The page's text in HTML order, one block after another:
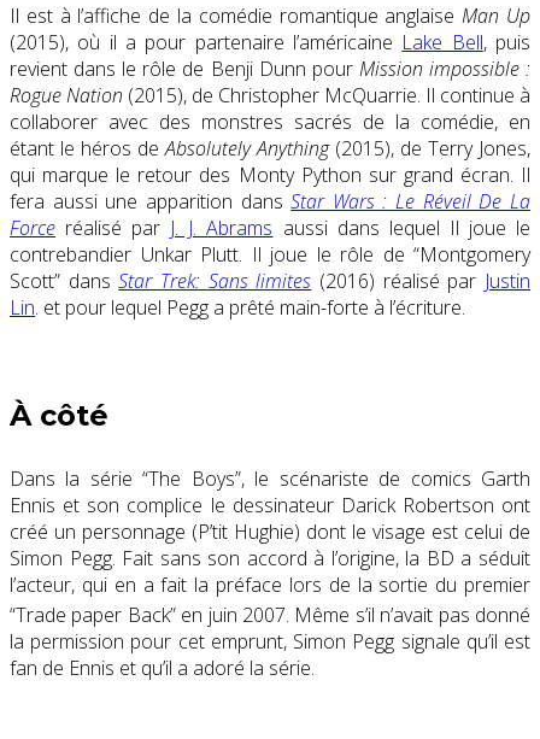
Il est à l’affiche de la comédie romantique anglaiseMan Up
(2015), où il a pour partenaire l’américaine Lake Bell, puis
revient dans le rôle de Benji Dunn pour Mission impossible :
Rogue Nation (2015), de Christopher McQuarrie. Il continue à
collaborer avec des monstres sacrés de la comédie, en
étant le héros deAbsolutely Anything (2015), de Terry Jones,
qui marque le retour des Monty Python sur grand écran. Il
fera aussi une apparition dansStar Wars : Le Réveil De La
Force réalisé par J. J. Abrams aussi dans lequel Il joue le
contrebandier Unkar Plutt. Il joue le rôle de “Montgomery
Scott” dansStar Trek: Sans limites (2016) réalisé par Justin
Lin. et pour lequel Pegg a prêté main-forte à l’écriture.
À côté
Dans la série “The Boys”, le scénariste de comics Garth
Ennis et son complice le dessinateur Darick Robertson ont
créé un personnage (P’tit Hughie) dont le visage est celui de
Simon Pegg. Fait sans son accord à l’origine, la BD a séduit
l’acteur, qui en a fait la préface lors de la sortie du premier
“Trade paper Back”en juin 2007. Même s’il n’avait pas donné
la permission pour cet emprunt, Simon Pegg signale qu’il est
fan de Ennis et qu’il a adoré la série.